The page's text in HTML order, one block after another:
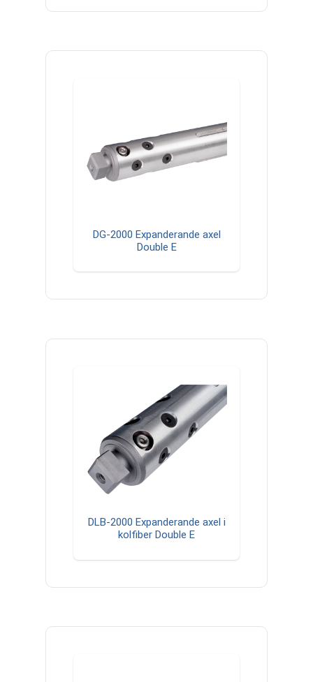
DG-2000 Expanderande axel
Double E
DLB-2000 Expanderande axel i
kolfiber Double E